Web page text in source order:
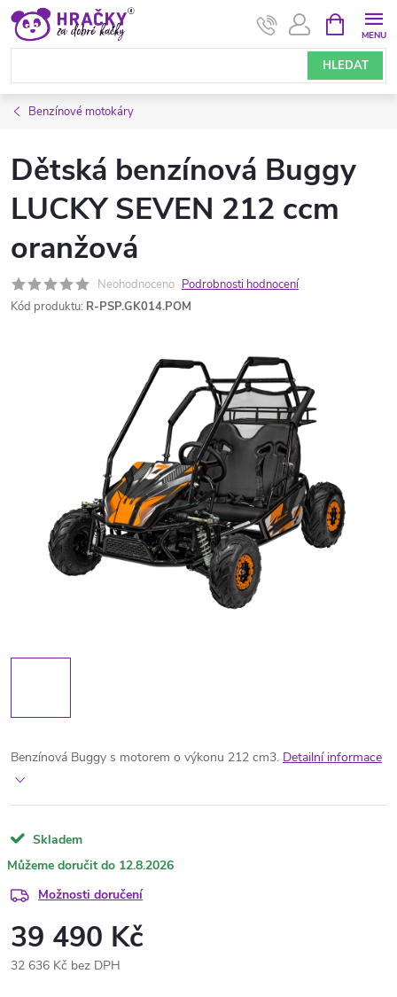
Přejít
obsah
HLEDAT
NÁKUPNÍ
KOŠÍK
Benzínové motokáry
Dětská benzínová Buggy
LUCKY SEVEN 212 ccm
oranžová
Neohodnoceno Podrobnosti hodnocení
Kód produktu: R-PSP.GK014.POM
Benzínová Buggy s motorem o výkonu 212 cm3. Detailní informace
Skladem
12.8.2026
Možnosti doručení
39 490 Kč
32 636 Kč bez DPH